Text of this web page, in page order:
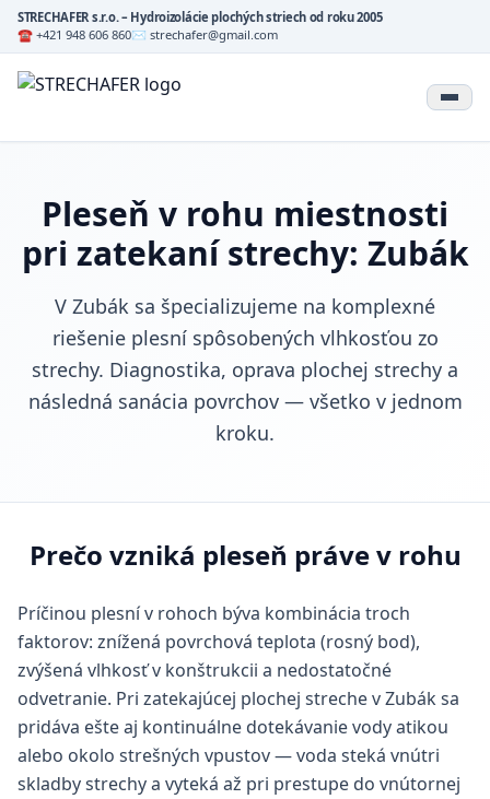
STRECHAFER s.r.o. – Hydroizolácie plochých striech od roku 2005
☎ +421 948 606 860✉ strechafer@gmail.com
Pleseň v rohu miestnosti
pri zatekaní strechy: Zubák
V Zubák sa špecializujeme na komplexné
riešenie plesní spôsobených vlhkosťou zo
strechy. Diagnostika, oprava plochej strechy a
následná sanácia povrchov — všetko v jednom
kroku.
Prečo vzniká pleseň práve v rohu
Príčinou plesní v rohoch býva kombinácia troch
faktorov: znížená povrchová teplota (rosný bod),
zvýšená vlhkosť v konštrukcii a nedostatočné
odvetranie. Pri zatekajúcej plochej streche v Zubák sa
pridáva ešte aj kontinuálne dotekávanie vody atikou
alebo okolo strešných vpustov — voda steká vnútri
skladby strechy a vyteká až pri prestupe do vnútornej